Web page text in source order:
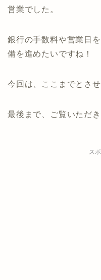
営業でした。
銀行の手数料や営業日
備を進めたいですね！
今回は、ここまでとさ
最後まで、ご覧いただ
ス